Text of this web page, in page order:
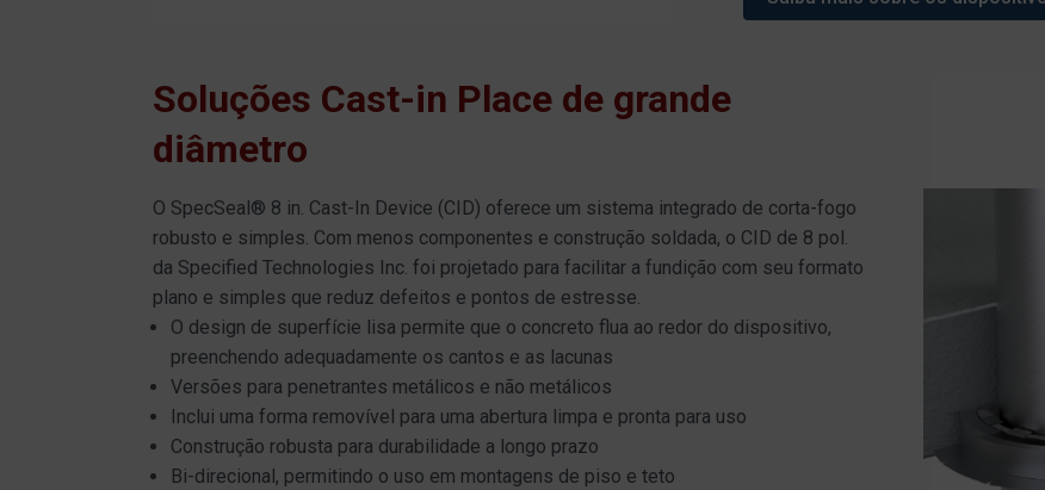
Soluções Cast-in Place de grande
diâmetro
O SpecSeal® 8 in. Cast-In Device (CID) oferece um sistema integrado de corta-fogo
robusto e simples. Com menos componentes e construção soldada, o CID de 8 pol.
da Specified Technologies Inc. foi projetado para facilitar a fundição com seu formato
plano e simples que reduz defeitos e pontos de estresse.
O design de superfície lisa permite que o concreto flua ao redor do dispositivo,
preenchendo adequadamente os cantos e as lacunas
Versões para penetrantes metálicos e não metálicos
Inclui uma forma removível para uma abertura limpa e pronta para uso
Construção robusta para durabilidade a longo prazo
Bi-direcional, permitindo o uso em montagens de piso e teto